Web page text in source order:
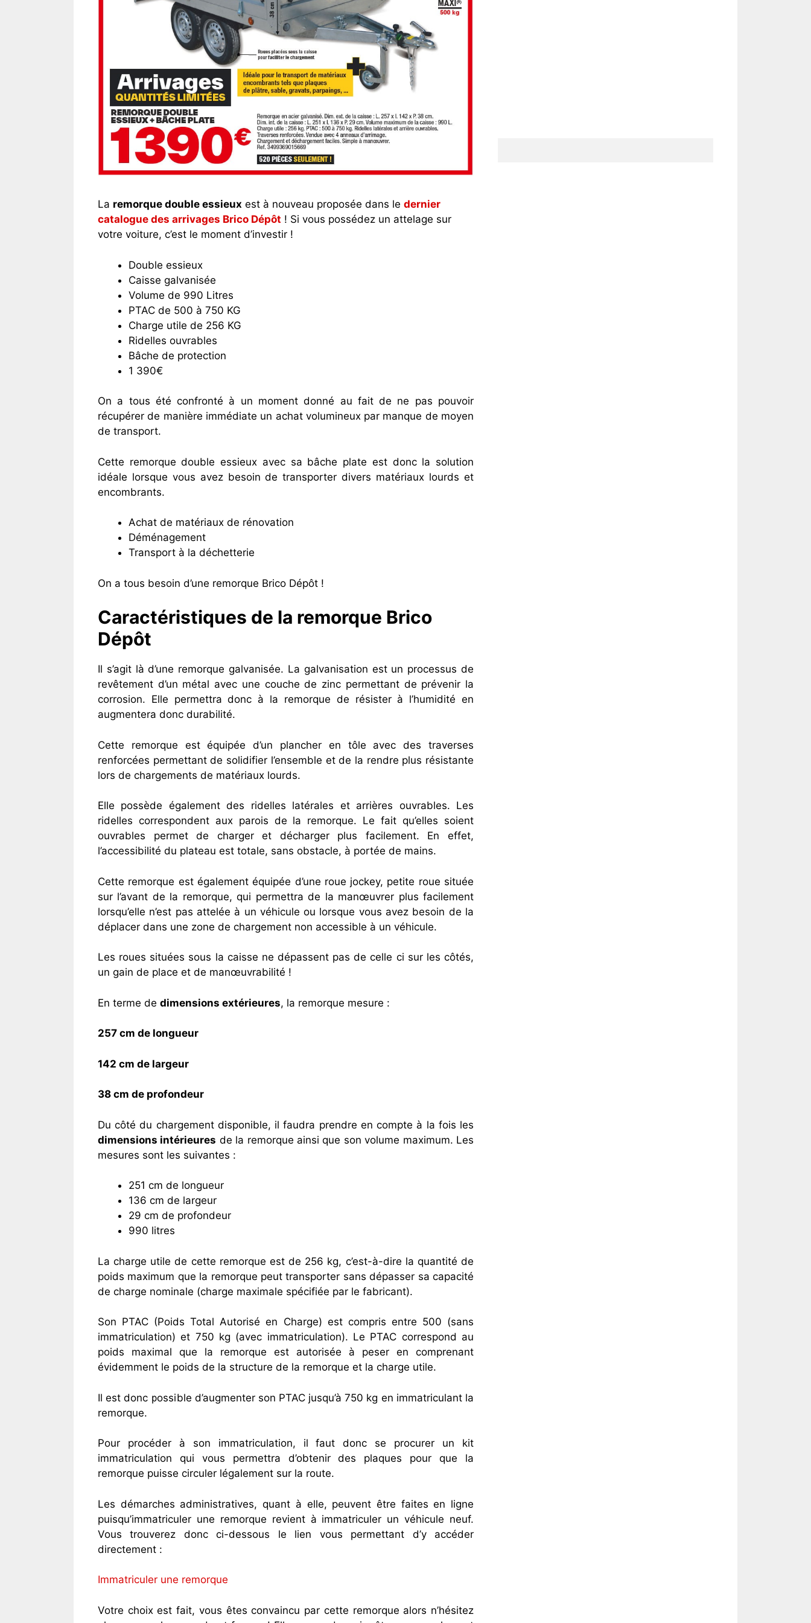
La remorque double essieux est à nouveau proposée dans le dernier
catalogue des arrivages Brico Dépôt ! Si vous possédez un attelage sur
votre voiture, c’est le moment d’investir !
Double essieux
Caisse galvanisée
Volume de 990 Litres
PTAC de 500 à 750 KG
Charge utile de 256 KG
Ridelles ouvrables
Bâche de protection
1 390€
On a tous été confronté à un moment donné au fait de ne pas pouvoir
récupérer de manière immédiate un achat volumineux par manque de moyen
de transport.
Cette remorque double essieux avec sa bâche plate est donc la solution
idéale lorsque vous avez besoin de transporter divers matériaux lourds et
encombrants.
Achat de matériaux de rénovation
Déménagement
Transport à la déchetterie
On a tous besoin d’une remorque Brico Dépôt !
Caractéristiques de la remorque Brico
Dépôt
Il s’agit là d’une remorque galvanisée. La galvanisation est un processus de
revêtement d’un métal avec une couche de zinc permettant de prévenir la
corrosion. Elle permettra donc à la remorque de résister à l’humidité en
augmentera donc durabilité.
Cette remorque est équipée d’un plancher en tôle avec des traverses
renforcées permettant de solidifier l’ensemble et de la rendre plus résistante
lors de chargements de matériaux lourds.
Elle possède également des ridelles latérales et arrières ouvrables. Les
ridelles correspondent aux parois de la remorque. Le fait qu’elles soient
ouvrables permet de charger et décharger plus facilement. En effet,
l’accessibilité du plateau est totale, sans obstacle, à portée de mains.
Cette remorque est également équipée d’une roue jockey, petite roue située
sur l’avant de la remorque, qui permettra de la manœuvrer plus facilement
lorsqu’elle n’est pas attelée à un véhicule ou lorsque vous avez besoin de la
déplacer dans une zone de chargement non accessible à un véhicule.
Les roues situées sous la caisse ne dépassent pas de celle ci sur les côtés,
un gain de place et de manœuvrabilité !
En terme de dimensions extérieures, la remorque mesure :
257 cm de longueur
142 cm de largeur
38 cm de profondeur
Du côté du chargement disponible, il faudra prendre en compte à la fois les
dimensions intérieures de la remorque ainsi que son volume maximum. Les
mesures sont les suivantes :
251 cm de longueur
136 cm de largeur
29 cm de profondeur
990 litres
La charge utile de cette remorque est de 256 kg, c’est-à-dire la quantité de
poids maximum que la remorque peut transporter sans dépasser sa capacité
de charge nominale (charge maximale spécifiée par le fabricant).
Son PTAC (Poids Total Autorisé en Charge) est compris entre 500 (sans
immatriculation) et 750 kg (avec immatriculation). Le PTAC correspond au
poids maximal que la remorque est autorisée à peser en comprenant
évidemment le poids de la structure de la remorque et la charge utile.
Il est donc possible d’augmenter son PTAC jusqu’à 750 kg en immatriculant la
remorque.
Pour procéder à son immatriculation, il faut donc se procurer un kit
immatriculation qui vous permettra d’obtenir des plaques pour que la
remorque puisse circuler légalement sur la route.
Les démarches administratives, quant à elle, peuvent être faites en ligne
puisqu’immatriculer une remorque revient à immatriculer un véhicule neuf.
Vous trouverez donc ci-dessous le lien vous permettant d’y accéder
directement :
Immatriculer une remorque
Votre choix est fait, vous êtes convaincu par cette remorque alors n’hésitez